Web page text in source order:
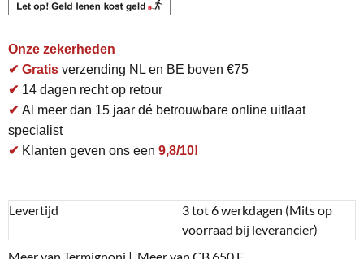
Onze zekerheden
✔ Gratis verzending NL en BE boven €75
✔ 14 dagen recht op retour
✔ Al meer dan 15 jaar dé betrouwbare online uitlaat
specialist
✔ Klanten geven ons een 9,8/10!
Levertijd
3 tot 6 werkdagen (Mits op
voorraad bij leverancier)